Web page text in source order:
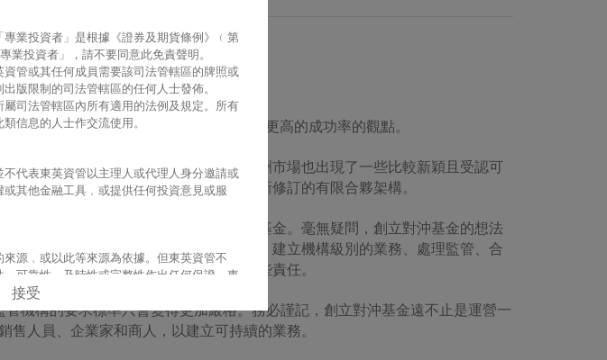
做出正確決策，以確保其未來能夠獲得更高的成功率的觀點。
對沖基金投資者的關注焦點。近期亞洲市場也出現了一些比較新穎且受認可
推出的開放式基金公司(OFC)，以及更新修訂的有限合夥架構。
去投資專業人士的工作，成立自己的基金。毫無疑問，創立對沖基金的想法
獲得長期成功，就必須克服這些挑戰。建立機構級別的業務、處理監管、合
問題，一旦獨立創業，就必須承擔這些責任。
機構的要求標準只會變得更加嚴格。務必謹記，創立對沖基金遠不止是運營一
人員、企業家和商人，以建立可持續的業務。
業投資者」是根據《證券及期貨條例》﹙第
業投資者」，請不要同意此免責聲明。
管或其任何成員需要該司法管轄區的牌照或
版限制的司法管轄區的任何人士發佈。
司法管轄區內所有適用的法例及規定。所有
信息的人士作交流使用。
代表東英資管以主理人或代理人身分邀請或
其他金融工具﹐或提供任何投資意見或服
源﹐或以此等來源為依據。但東英資管不
可靠性、及時性或完整性作出任何保證。東
的之適當性或承擔任何責任。本網址上的資
資料或意見﹐如有任何變更﹐恕不預先通
接受